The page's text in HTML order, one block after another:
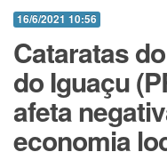
16/6/2021 10:56
Cataratas
do Iguaçu
afeta
economia